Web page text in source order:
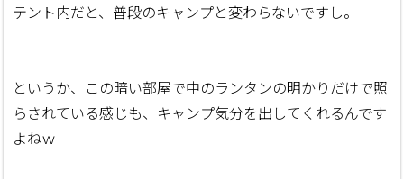
テント内だと、普段のキャンプと変わらないですし。
というか、この暗い部屋で中のランタンの明かりだけで照
らされている感じも、キャンプ気分を出してくれるんです
よねｗ